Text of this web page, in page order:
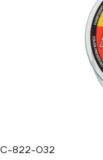
C-822-032